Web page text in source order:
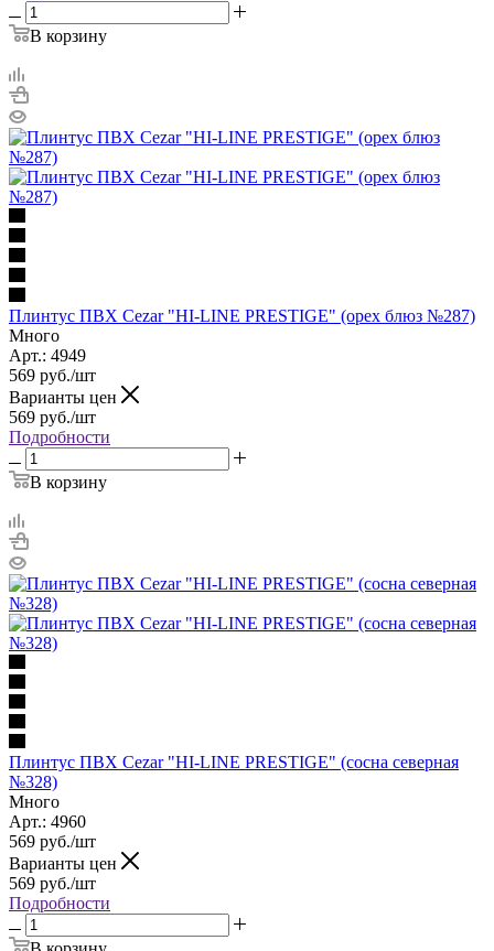
В корзину
Плинтус ПВХ Cezar "HI-LINE PRESTIGE" (орех блюз №287)
Много
Арт.: 4949
569 руб./шт
Варианты цен
569 руб./шт
Подробности
В корзину
Плинтус ПВХ Cezar "HI-LINE PRESTIGE" (сосна северная
№328)
Много
Арт.: 4960
569 руб./шт
Варианты цен
569 руб./шт
Подробности